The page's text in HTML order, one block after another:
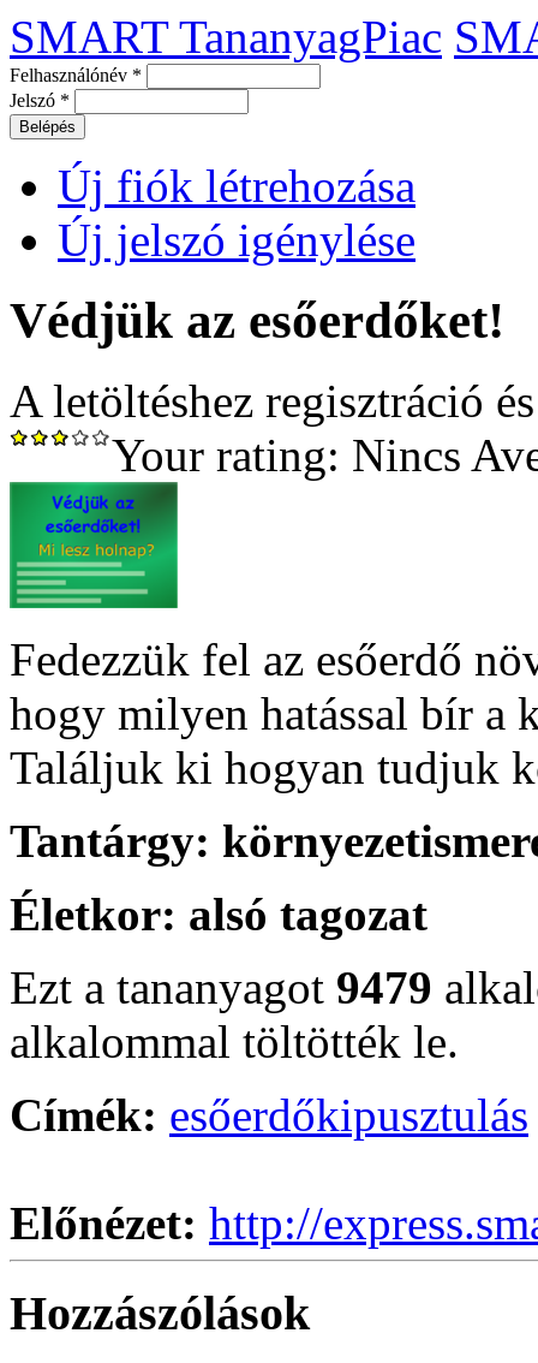
SMART TananyagPiac
Felhasználónév *
Jelszó *
Új fiók létrehozása
Új jelszó igénylése
Védjük az esőerdőket!
A letöltéshez regisztráció
Your rating: Nincs
Fedezzük fel az esőerdő
hogy milyen hatással bír a
Találjuk ki hogyan tudjuk
Tantárgy:
Életkor: alsó tagozat
Ezt a tananyagot 9479
alkalommal töltötték le.
Címék: esőerdőkipusztulás
Előnézet: http://
Hozzászólások